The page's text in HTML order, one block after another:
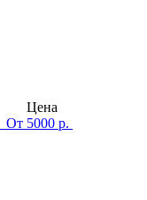
Цена
От 5000 р.